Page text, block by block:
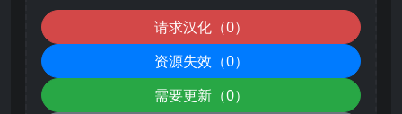
请求汉化（0）
资源失效（0）
需要更新（0）